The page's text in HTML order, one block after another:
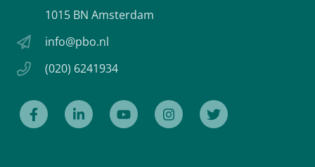
1015 BN Amsterdam
info@pbo.nl
(020) 6241934